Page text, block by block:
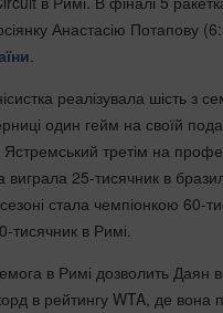
Анастасію Потапову
.
реалізувала шість з
один гейм на своїй
Ястремський третім на
виграла 25-тисячник в
стала чемпіонкою 60-
тисячник в Римі.
в Римі дозволить Даян
в рейтингу WTA, де вона